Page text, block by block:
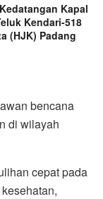
Kapal
Kendari-518
(HJK) Padang
bencana
di wilayah
cepat pada